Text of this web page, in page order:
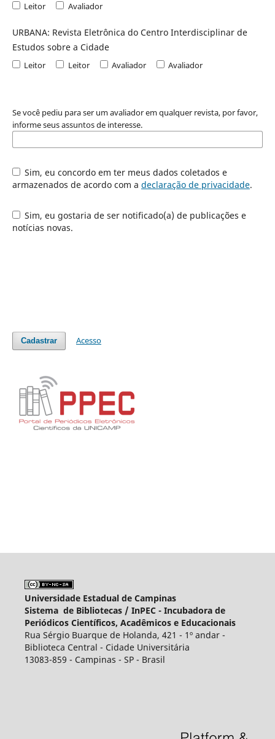
Leitor Avaliador
URBANA: Revista Eletrônica do Centro Interdisciplinar de
Estudos sobre a Cidade
Leitor Leitor Avaliador Avaliador
Se você pediu para ser um avaliador em qualquer revista, por favor,
informe seus assuntos de interesse.
Sim, eu concordo em ter meus dados coletados e
armazenados de acordo com a declaração de privacidade.
Sim, eu gostaria de ser notificado(a) de publicações e
notícias novas.
Cadastrar Acesso
Universidade Estadual de Campinas
Sistema de Bibliotecas / InPEC - Incubadora de
Periódicos Científicos, Acadêmicos e Educacionais
Rua Sérgio Buarque de Holanda, 421 - 1º andar -
Biblioteca Central - Cidade Universitária
13083-859 - Campinas - SP - Brasil